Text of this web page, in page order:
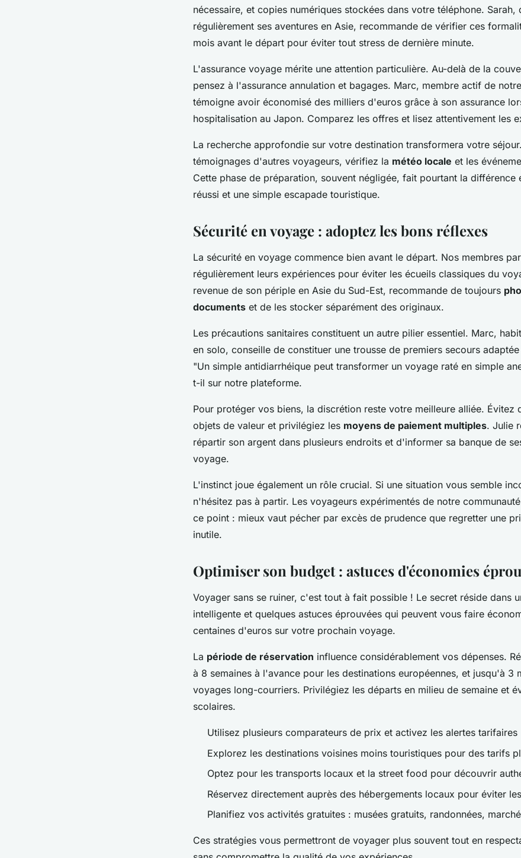
nécessaire, et copies numériques stockées dans votre téléphone. Sarah,
régulièrement ses aventures en Asie, recommande de vérifier ces
mois avant le départ pour éviter tout stress de dernière minute.
L'assurance voyage mérite une attention particulière. Au-delà de la
pensez à l'assurance annulation et bagages. Marc, membre actif de
témoigne avoir économisé des milliers d'euros grâce à son assurance
hospitalisation au Japon. Comparez les offres et lisez attentivement les
La recherche approfondie sur votre destination transformera votre
témoignages d'autres voyageurs, vérifiez la météo locale et les
Cette phase de préparation, souvent négligée, fait pourtant la différence
réussi et une simple escapade touristique.
Sécurité en voyage : adoptez les bons réflexes
La sécurité en voyage commence bien avant le départ. Nos membres
régulièrement leurs expériences pour éviter les écueils classiques du
revenue de son périple en Asie du Sud-Est, recommande de toujours
documents et de les stocker séparément des originaux.
Les précautions sanitaires constituent un autre pilier essentiel. Marc,
en solo, conseille de constituer une trousse de premiers secours
"Un simple antidiarrhéique peut transformer un voyage raté en simple
t-il sur notre plateforme.
Pour protéger vos biens, la discrétion reste votre meilleure alliée. Évitez
objets de valeur et privilégiez les moyens de paiement multiples. Julie
répartir son argent dans plusieurs endroits et d'informer sa banque de
voyage.
L'instinct joue également un rôle crucial. Si une situation vous semble
n'hésitez pas à partir. Les voyageurs expérimentés de notre
ce point : mieux vaut pécher par excès de prudence que regretter une
inutile.
Optimiser son budget : astuces d'économies
Voyager sans se ruiner, c'est tout à fait possible ! Le secret réside dans
intelligente et quelques astuces éprouvées qui peuvent vous faire
centaines d'euros sur votre prochain voyage.
La période de réservation influence considérablement vos dépenses.
à 8 semaines à l'avance pour les destinations européennes, et jusqu'à 3
voyages long-courriers. Privilégiez les départs en milieu de semaine et
scolaires.
Utilisez plusieurs comparateurs de prix et activez les alertes tarifaires
Explorez les destinations voisines moins touristiques pour des tarifs
Optez pour les transports locaux et la street food pour découvrir
Réservez directement auprès des hébergements locaux pour éviter
Planifiez vos activités gratuites : musées gratuits, randonnées,
Ces stratégies vous permettront de voyager plus souvent tout en